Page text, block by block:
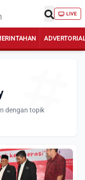
LIVE
dengan topik